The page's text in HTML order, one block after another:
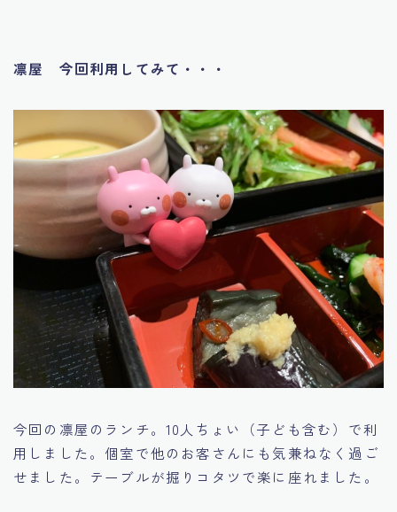
凛屋 今回利用してみて・・・
今回の凛屋のランチ。10人ちょい（子ども含む）で利
用しました。個室で他のお客さんにも気兼ねなく過ご
せました。テーブルが掘りコタツで楽に座れました。